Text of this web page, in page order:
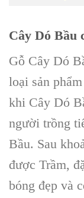
Cây Dó Bầu
Gỗ Cây Dó
loại sản
khi Cây Dó
người trồng
Bầu. Sau
được Trầm,
bóng đẹp và